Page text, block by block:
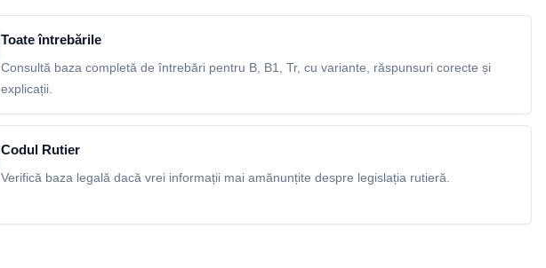
Toate întrebările
Consultă baza completă de întrebări pentru B, B1, Tr, cu variante, răspunsuri corecte și
explicații.
Codul Rutier
Verifică baza legală dacă vrei informații mai amănunțite despre legislația rutieră.